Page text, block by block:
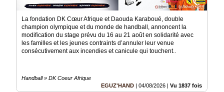
La fondation DK Cœur Afrique et Daouda Karaboué, double
champion olympique et du monde de handball, annoncent la
modification du stage prévu du 16 au 21 août en solidarité avec
les familles et les jeunes contraints d’annuler leur venue
consécutivement aux incendies et canicule qui touchent..
Handball » DK Coeur Afrique
EGUZ'HAND | 04/08/2026 | Vu 1837 fois